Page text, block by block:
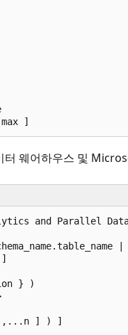
웨어하우스 및
and Parallel
]
} )
,...n ] ) ]